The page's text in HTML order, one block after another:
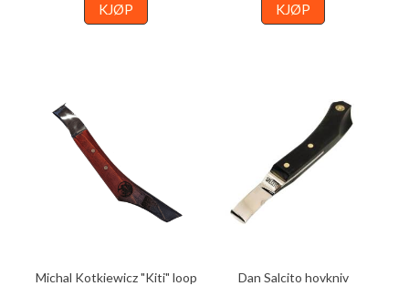
KJØP KJØP
Michal Kotkiewicz "Kiti" loop Dan Salcito hovkniv